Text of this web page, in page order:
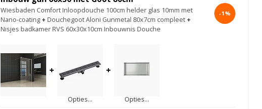
Wiesbaden Comfort Inloopdouche 100cm helder glas 10mm met
Nano-coating + Douchegoot Aloni Gunmetal 80x7cm compleet +
Nisjes badkamer RVS 60x30x10cm Inbouwnis Douche
-1%
+
Opties...
+
Opties...